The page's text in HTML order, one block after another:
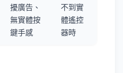
擾廣告、
無實體按
鍵手感
不到實
體遙控
器時